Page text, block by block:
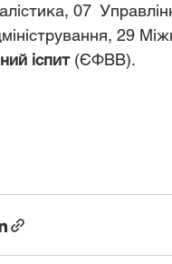
07
29
іспит (ЄФВВ).